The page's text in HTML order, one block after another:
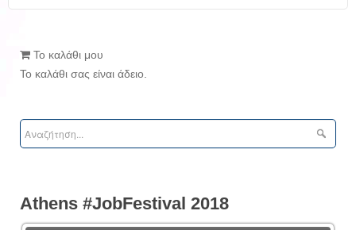
Το καλάθι μου
Το καλάθι σας είναι άδειο.
Athens #JobFestival 2018